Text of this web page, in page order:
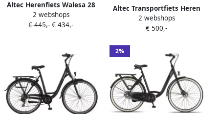
Altec Herenfiets Walesa 28
Inch 61 cm Heren 3V
Rollerbrake Matzwart
2 webshops
€ 445,- € 434,-
Altec Transportfiets Heren
Retro 28 Inch 53 cm Heren
3V Rollerbrake Matzwart
2 webshops
€ 500,-
2%